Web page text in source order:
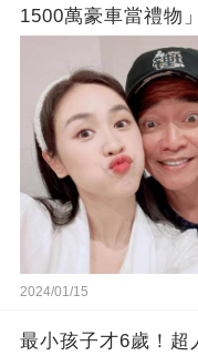
1500萬豪車當禮物
徒弟也不甘示弱!
2024/01/15
最小孩子才6歲！